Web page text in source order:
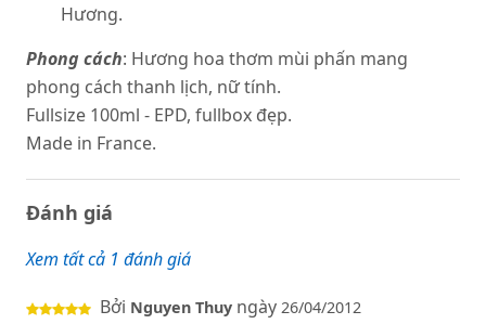
Hương.
Phong cách: Hương hoa thơm mùi phấn mang
phong cách thanh lịch, nữ tính.
Fullsize 100ml - EPD, fullbox đẹp.
Made in France.
Đánh giá
Xem tất cả 1 đánh giá
Bởi Nguyen Thuy ngày 26/04/2012